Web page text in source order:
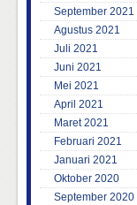
September 2021
Agustus 2021
Juli 2021
Juni 2021
Mei 2021
April 2021
Maret 2021
Februari 2021
Januari 2021
Oktober 2020
September 2020